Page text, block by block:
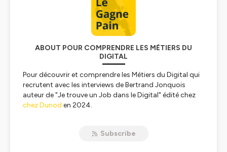
ABOUT POUR COMPRENDRE LES MÉTIERS DU
DIGITAL
Pour découvrir et comprendre les Métiers du Digital qui
recrutent avec les interviews de Bertrand Jonquois
auteur de "Je trouve un Job dans le Digital" édité chez
chez Dunod en 2024.
Nous respectons la parité et favorisons l'inclusion dans
Subscribe